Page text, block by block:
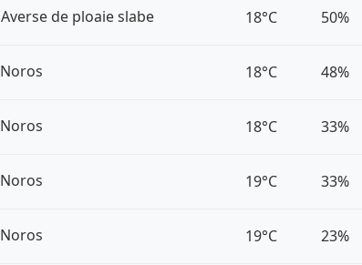
Averse de ploaie slabe 18°C 50%
Noros 18°C 48%
Noros 18°C 33%
Noros 19°C 33%
Noros 19°C 23%